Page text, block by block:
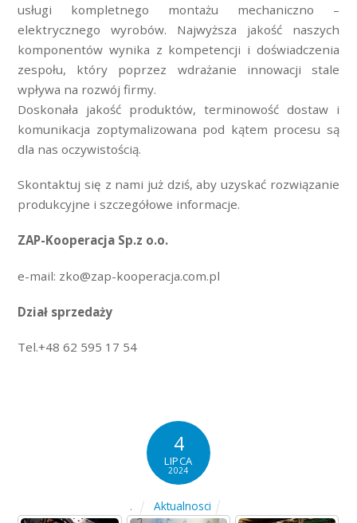
usługi kompletnego montażu mechaniczno –
elektrycznego wyrobów. Najwyższa jakość naszych
komponentów wynika z kompetencji i doświadczenia
zespołu, który poprzez wdrażanie innowacji stale
wpływa na rozwój firmy.
Doskonała jakość produktów, terminowość dostaw i
komunikacja zoptymalizowana pod kątem procesu są
dla nas oczywistością.
Skontaktuj się z nami już dziś, aby uzyskać rozwiązanie
produkcyjne i szczegółowe informacje.
ZAP-Kooperacja Sp.z o.o.
e-mail: zko@zap-kooperacja.com.pl
Dział sprzedaży
Tel.+48 62 595 17 54
4
LIPCA
2024
. Aktualnosci